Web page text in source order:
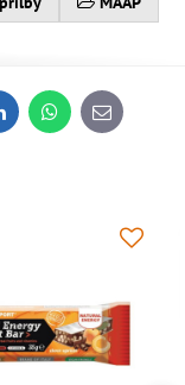
WhatsApp
E-
mail